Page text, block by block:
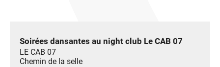
Suivez la programmation et posez vos questions :
– Instagram : @club.bycab07
– Messenger : CAB 07
Soirées dansantes au night club Le CAB 07
LE CAB 07
Chemin de la selle